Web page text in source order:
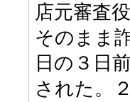
店元審査
そのまま
日の３日
された。